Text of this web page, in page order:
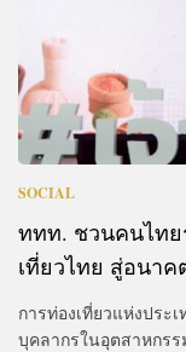
SOCIAL
ททท. ชวนคนไทย
เที่ยวไทย สู่อนาค
การท่องเที่ยวแห่งประ
บุคลากรในอุตสาหกร